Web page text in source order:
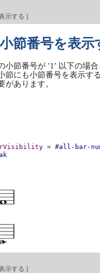
示する ]
節番号を表示
節番号が ’1’ 以下の場
節にも小節番号を表示
があります。
= #all-bar-
示する ]